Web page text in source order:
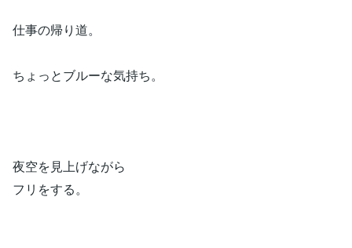
仕事の帰り道。
ちょっとブルーな気持ち。
夜空を見上げながら
フリをする。